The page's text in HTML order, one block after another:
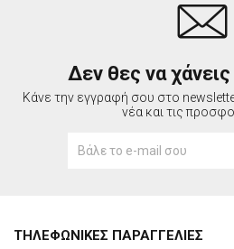
Δεν θες να
Κάνε την εγγραφή σου στο
νέα και τις
ΤΗΛΕΦΩΝΙΚΕΣ ΠΑΡΑΓΓΕΛΙΕΣ